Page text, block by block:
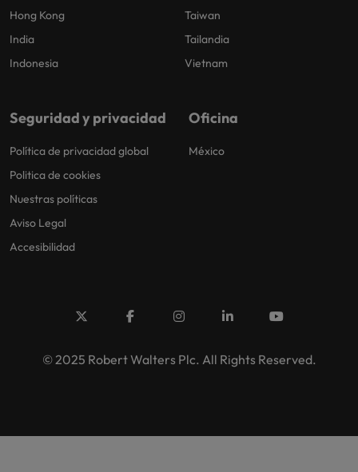
Hong Kong
India
Indonesia
Taiwan
Tailandia
Vietnam
Seguridad y privacidad
Política de privacidad global
Politica de cookies
Nuestras políticas
Aviso Legal
Accesibilidad
Oficina
México
© 2025 Robert Walters Plc. All Rights Reserved.